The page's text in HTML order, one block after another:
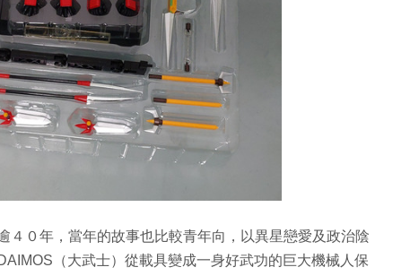
４０年，當年的故事也比較青年向，以異星戀愛及政治陰
（大武士）從載具變成一身好武功的巨大機械人保